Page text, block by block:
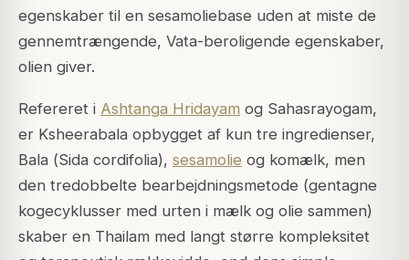
egenskaber til en sesamoliebase uden at miste de
gennemtrængende, Vata-beroligende egenskaber,
olien giver.
Refereret i Ashtanga Hridayam og Sahasrayogam,
er Ksheerabala opbygget af kun tre ingredienser,
Bala (Sida cordifolia), sesamolie og komælk, men
den tredobbelte bearbejdningsmetode (gentagne
kogecyklusser med urten i mælk og olie sammen)
skaber en Thailam med langt større kompleksitet